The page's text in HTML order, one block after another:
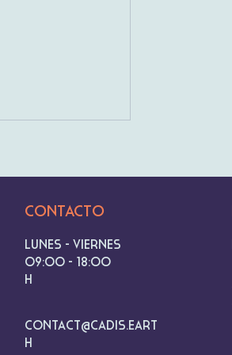
Contacto
Lunes - Viernes
09:00 - 18:00
h
contact@cadis.eart
h